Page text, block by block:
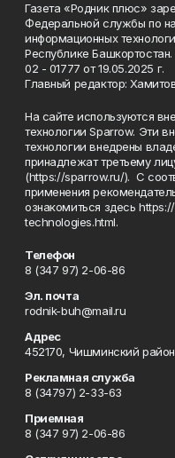
Газета «Родник плюс»
Федеральной службы по
информационных
Республике
02 - 01777 от 19.05.2025 г.
Главный редактор:
На сайте используются
технологии Sparrow. Эти
технологии внедрены
принадлежат третьему
(https://sparrow.ru/). С
применения
ознакомиться здесь
technologies.html.
Телефон
8 (347 97) 2-06-86
Эл. почта
rodnik-buh@mail.ru
Адрес
452170, Чишминский
Рекламная служба
8 (34797) 2-33-63
Приемная
8 (347 97) 2-06-86